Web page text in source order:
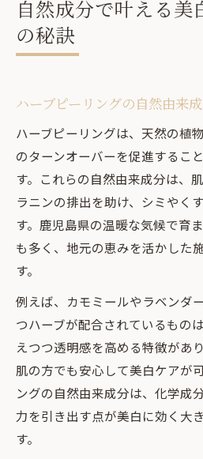
自然成分で叶える美
の秘訣
ハーブピーリングの自然由来
ハーブピーリングは、天然の植
のターンオーバーを促進するこ
す。これらの自然由来成分は、
ラニンの排出を助け、シミやく
す。鹿児島県の温暖な気候で育
も多く、地元の恵みを活かした
す。
例えば、カモミールやラベンダ
つハーブが配合されているもの
えつつ透明感を高める特徴があ
肌の方でも安心して美白ケアが
ングの自然由来成分は、化学成
力を引き出す点が美白に効く大
す。